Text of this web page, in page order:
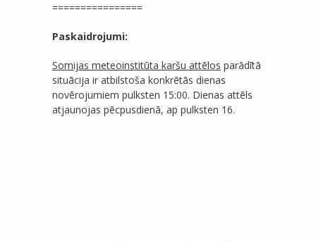
================
Paskaidrojumi:
Somijas meteoinstitūta karšu attēlos parādītā
situācija ir atbilstoša konkrētās dienas
novērojumiem pulksten 15:00. Dienas attēls
atjaunojas pēcpusdienā, ap pulksten 16.